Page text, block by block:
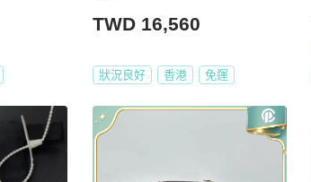
TWD 16,560
狀況良好 香港 免運